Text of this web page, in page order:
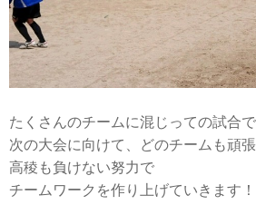
たくさんのチームに混じっての試合で
次の大会に向けて、どのチームも頑
高稜も負けない努力で
チームワークを作り上げていきます！